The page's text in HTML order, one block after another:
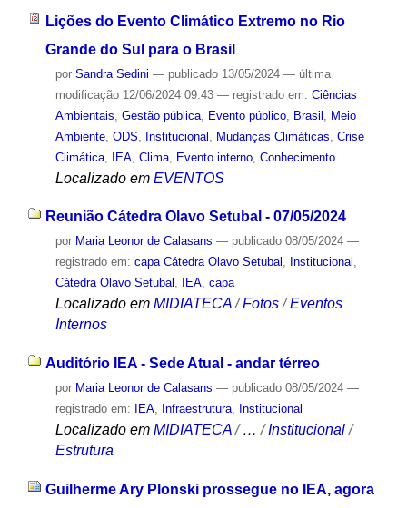
Lições do Evento Climático Extremo no Rio
Grande do Sul para o Brasil
por Sandra Sedini — publicado13/05/2024 — última
modificação12/06/2024 09:43 — registrado em: Ciências
Ambientais Gestão pública, Evento público, Brasil
Meio
Ambiente, ODS Institucional Mudanças Climáticas Crise
Climática, IEA, Clima, Evento interno, Conhecimento
Localizado em EVENTOS
Reunião Cátedra Olavo Setubal - 07/05/2024
por Maria Leonor de Calasans — publicado08/05/2024 —
registrado em: capa Cátedra Olavo Setubal , Institucional ,
Cátedra Olavo Setubal , IEA, capa
Localizado em MIDIATECA /Fotos /Eventos
Internos
Auditório IEA - Sede Atual - andar térreo
por Maria Leonor de Calasans — publicado08/05/2024 —
registrado em:
IEA, Infraestrutura, Institucional
Localizado em MIDIATECA /…/Institucional /
Estrutura
Guilherme Ary Plonski prossegue no IEA, agora